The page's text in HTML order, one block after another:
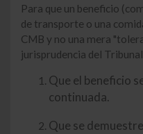
Para que un beneficio
de transporte o una
CMB y no una mera
jurisprudencia del
Que el beneficio
continuada.
Que se